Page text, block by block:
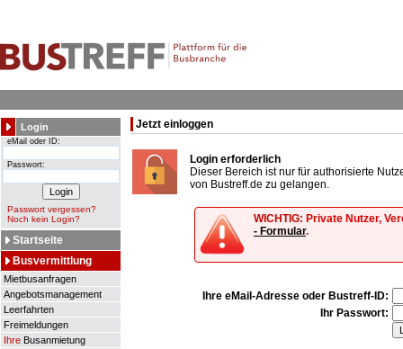
Login
eMail oder ID:
Passwort:
Passwort vergessen?
Noch kein Login?
Startseite
Busvermittlung
Mietbusanfragen
Angebotsmanagement
Leerfahrten
Freimeldungen
Ihre Busanmietung
Jetzt einloggen
Login erforderlich
Dieser Bereich ist nur für authorisierte
von Bustreff.de zu gelangen.
WICHTIG: Private Nutzer,
- Formular.
Ihre eMail-Adresse oder Bustreff-ID:
Ihr Passwort: